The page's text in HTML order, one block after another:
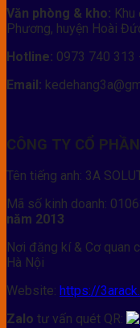
Văn phòng & kho:
Phương, huyện Hoài
Hotline: 0973 740 313
Email:
CÔNG TY CỔ
Tên tiếng anh: 3A
Mã số kinh doanh:
năm 2013
Nơi đăng kí & Cơ quan
Hà Nội
Website: https://
Zalo tư vấn quét QR: